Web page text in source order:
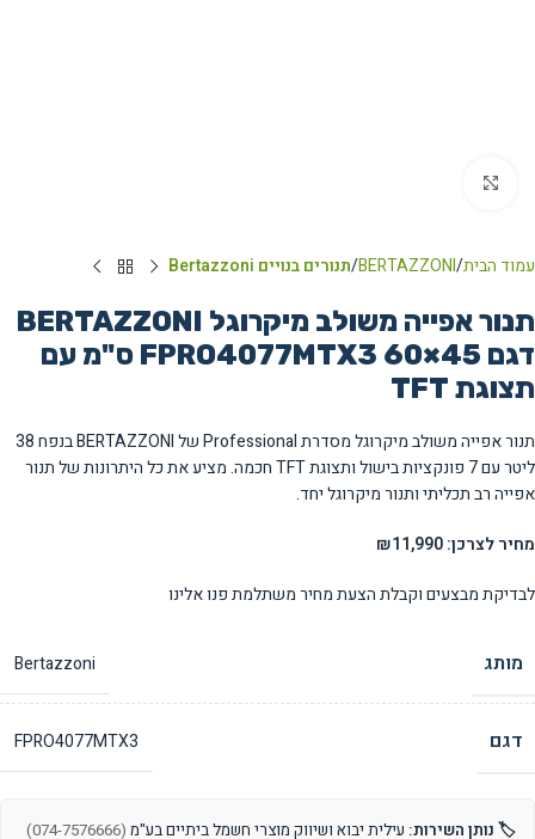
עמוד הבית BERTAZZONI תנורים בנויים Bertazzoni
תנור אפייה משולב מיקרוגל BERTAZZONI
דגם FPRO4077MTX3 60×45 ס"מ עם
תצוגת TFT
תנור אפייה משולב מיקרוגל מסדרת Professional של BERTAZZONI בנפח 38
ליטר עם 7 פונקציות בישול ותצוגת TFT חכמה. מציע את כל היתרונות של תנור
אפייה רב תכליתי ותנור מיקרוגל יחד.
מחיר לצרכן: ₪11,990
לבדיקת מבצעים וקבלת הצעת מחיר משתלמת פנו אלינו
מותג Bertazzoni
דגם FPRO4077MTX3
🏷️ נותן השירות: עילית יבוא ושיווק מוצרי חשמל ביתיים בע"מ (074-7576666)